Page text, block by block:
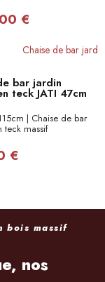
€
bar jardin
teck JATI 47cm
| Chaise de bar
teck massif
€
bois massif
nos